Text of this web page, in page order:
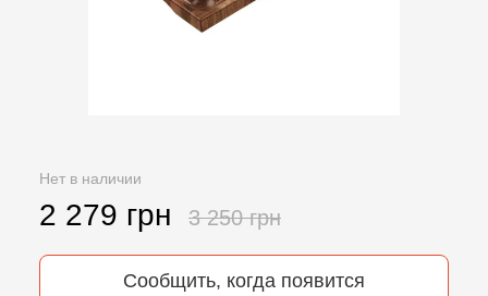
Нет в наличии
2 279 грн 3 250 грн
Сообщить, когда появится